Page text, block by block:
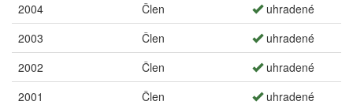
2004
Člen
uhradené
2003
Člen
uhradené
2002
Člen
uhradené
2001
Člen
uhradené